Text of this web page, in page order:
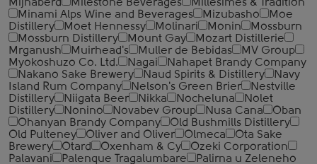
Mijnaberd
Milestone Beverages
Millesimes & Tradition
Minami Alps Wine and Beverages
Mizubasho
Moe
Distillery
Moet Hennessy Molinari Monin
Mossburn
Mossburn Distillery
Mount Gay
Mozart Distillerie
Mrganush
Muirhead's Muller de Bebidas
MV Group
Myokoshuzo Co. Ltd.
Nagai
Nahapet Brandy Company
Nakano Sake Brewery
Naud Spirits & Distillery
Navy
Island Rum Company
Nelson's Green Brier
Nestville
Distillery
Niigata Beer Nikka Nocheluna
Nolet
Distillery
Nonino Novabev Group Nusa Cana
Oban
Ohanyan Brandy Company
Old Bushmills Distillery
Old Pulteney
Oliver and Oliver Olmeca
Ota Sake
Brewery
Otard Oxenham & Cy
Ozeki Corporation
Palavani
Palenque Tragalumbare
Palirna u Zeleneho